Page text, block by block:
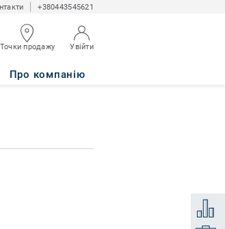
+380443545621
Точки продажу Увійти
Про компанію